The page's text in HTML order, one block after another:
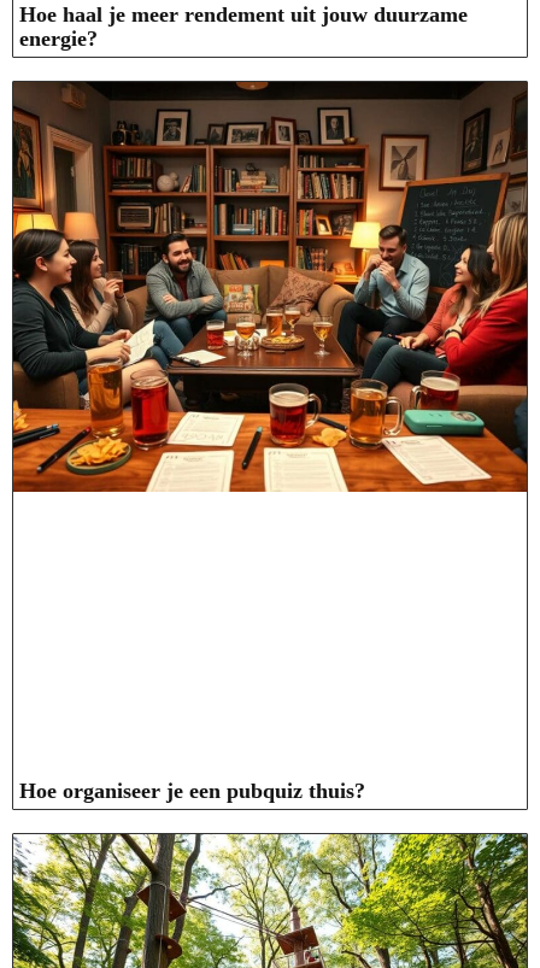
Hoe haal je meer rendement uit jouw duurzame
energie?
Hoe organiseer je een pubquiz thuis?